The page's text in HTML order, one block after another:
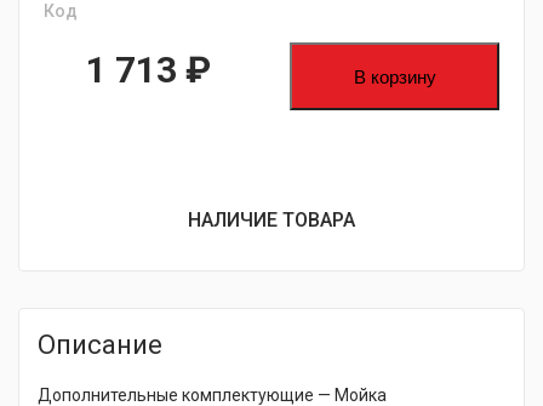
Код
1 713 ₽ В корзину
НАЛИЧИЕ ТОВАРА
Описание
Дополнительные комплектующие — Мойка